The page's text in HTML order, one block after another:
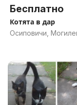
Бесплатно
Котята в дар
Осиповичи,